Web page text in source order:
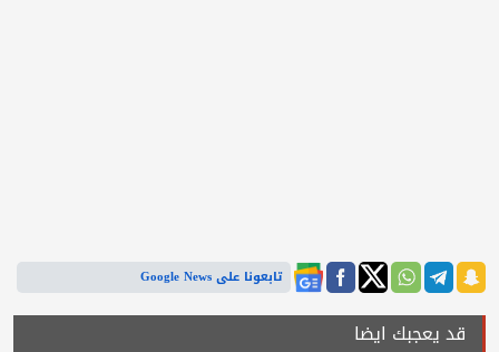
تابعونا على Google News
قد يعجبك ايضا